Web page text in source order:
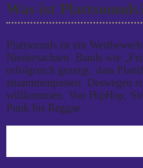
Was ist
Plattsounds ist ein
Niedersachsen. Bands wie
erfolgreich gezeigt, dass
zusammenpassen. Deswegen
willkommen: Von HipHop,
Punk bis Reggae.